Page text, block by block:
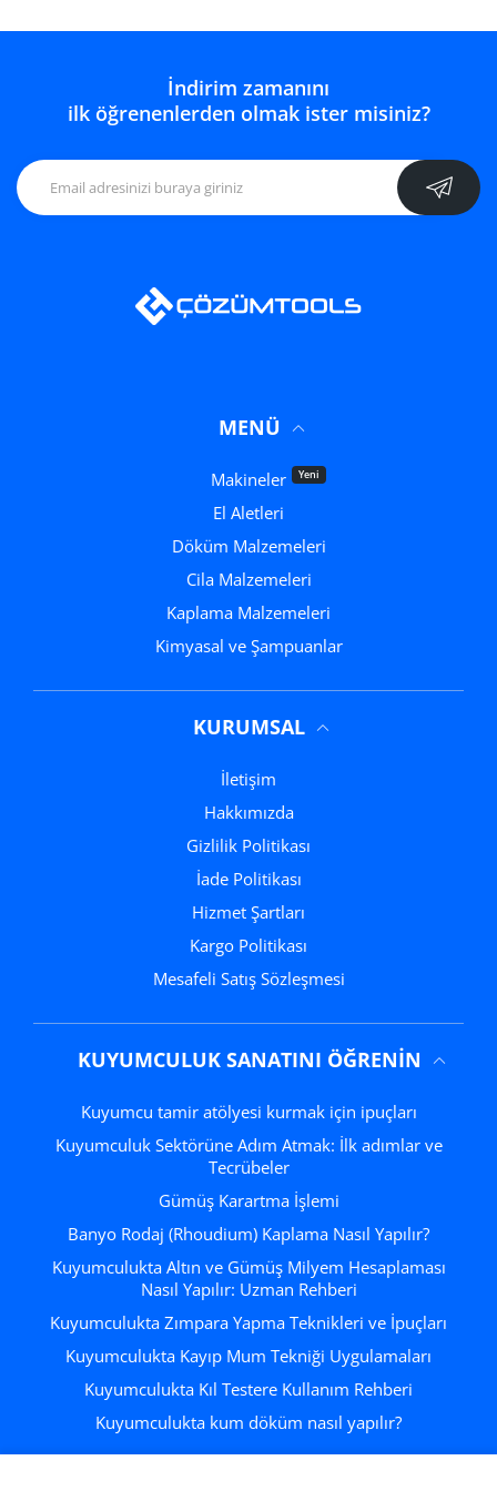
İndirim zamanını
ilk öğrenenlerden olmak ister misiniz?
MENÜ
Makineler Yeni
El Aletleri
Döküm Malzemeleri
Cila Malzemeleri
Kaplama Malzemeleri
Kimyasal ve Şampuanlar
KURUMSAL
İletişim
Hakkımızda
Gizlilik Politikası
İade Politikası
Hizmet Şartları
Kargo Politikası
Mesafeli Satış Sözleşmesi
KUYUMCULUK SANATINI ÖĞRENIN
Kuyumcu tamir atölyesi kurmak için ipuçları
Kuyumculuk Sektörüne Adım Atmak: İlk adımlar ve
Tecrübeler
Gümüş Karartma İşlemi
Banyo Rodaj (Rhoudium) Kaplama Nasıl Yapılır?
Kuyumculukta Altın ve Gümüş Milyem Hesaplaması
Nasıl Yapılır: Uzman Rehberi
Kuyumculukta Zımpara Yapma Teknikleri ve İpuçları
Kuyumculukta Kayıp Mum Tekniği Uygulamaları
Kuyumculukta Kıl Testere Kullanım Rehberi
Kuyumculukta kum döküm nasıl yapılır?